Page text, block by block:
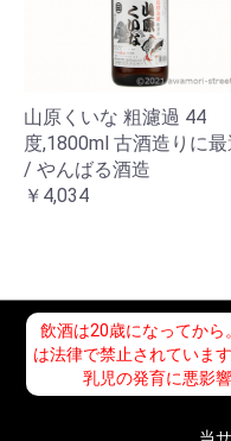
山原くいな 粗濾過 44
度,1800ml 古酒造りに最
/ やんばる酒造
￥4,034
飲酒は20歳になってか
は法律で禁止されていま
乳児の発育に悪影
当